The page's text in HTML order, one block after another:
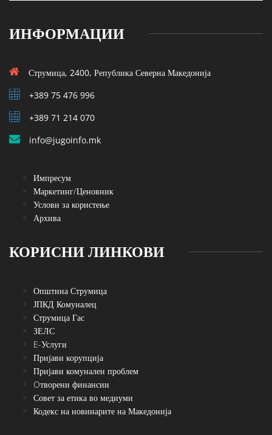
ИНФОРМАЦИИ
Струмица, 2400, Република Северна Македонија
+389 75 476 996
+389 71 214 070
info@jugoinfo.mk
Импресум
Маркетинг/Ценовник
Услови за користење
Архива
КОРИСНИ ЛИНКОВИ
Општина Струмица
ЈПКД Комуналец
Струмица Гас
ЗЕЛС
E-Услуги
Пријави корупција
Пријави комунален проблем
Oтворени финансии
Совет за етика во медиуми
Кодекс на новинарите на Македонија